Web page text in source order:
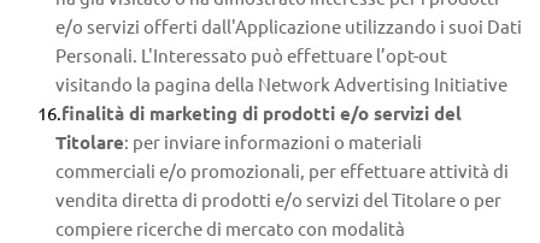
e/o servizi offerti dall'Applicazione utilizzando i suoi Dati
Personali. L'Interessato può effettuare l’opt-out
visitando la pagina della Network Advertising Initiative
finalità di marketing di prodotti e/o servizi del
Titolare: per inviare informazioni o materiali
commerciali e/o promozionali, per effettuare attività di
vendita diretta di prodotti e/o servizi del Titolare o per
compiere ricerche di mercato con modalità